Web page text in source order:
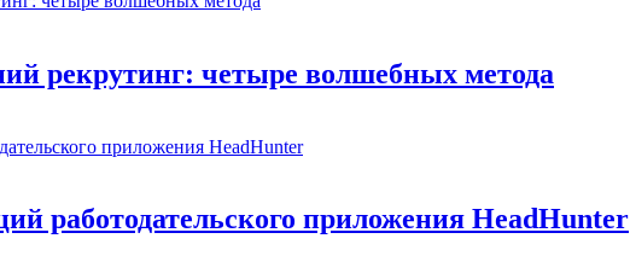
рекрутинг: четыре волшебных метода
работодательского приложения HeadHunter